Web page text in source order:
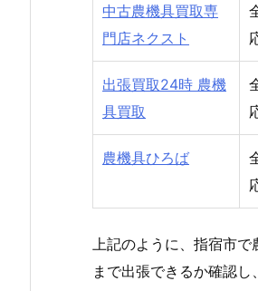
中古農機具買取専
門店ネクスト
出張買取24時 農機
具買取
農機具ひろば
上記のように、指宿市
まで出張できるか確認し